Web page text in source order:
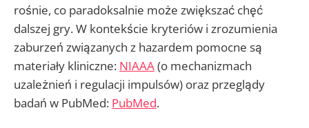
rośnie, co paradoksalnie może zwiększać chęć
dalszej gry. W kontekście kryteriów i zrozumienia
zaburzeń związanych z hazardem pomocne są
materiały kliniczne: NIAAA(o mechanizmach
uzależnień i regulacji impulsów) oraz przeglądy
badań w PubMed: PubMed.